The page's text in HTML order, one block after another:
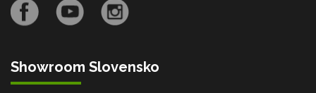
Showroom Slovensko